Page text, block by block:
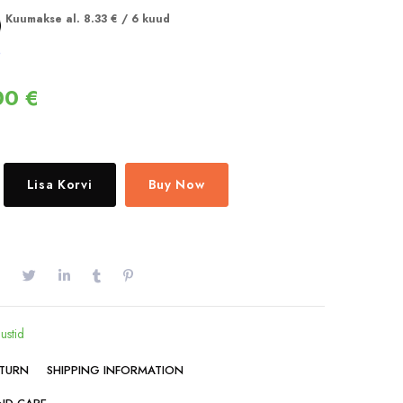
Kuumakse al. 8.33 € / 6 kuud
€
Lisa Korvi Buy Now
SHIPPING INFORMATION